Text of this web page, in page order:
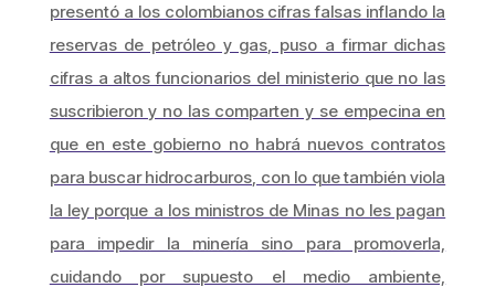
presentó a los colombianos cifras falsas inflando la
reservas de petróleo y gas, puso a firmar dichas
cifras a altos funcionarios del ministerio que no las
suscribieron y no las comparten y se empecina en
que en este gobierno no habrá nuevos contratos
para buscar hidrocarburos, con lo que también viola
la ley porque a los ministros de Minas no les pagan
para impedir la minería sino para promoverla,
cuidando por supuesto el medio ambiente,